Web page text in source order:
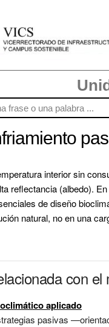
interior sin
reflectancia (albedo).
de diseño
natural, no en una
con
aplicado
pasivas